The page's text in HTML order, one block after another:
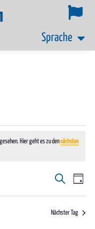
Sprache
Hier geht es zu dennächsten
Suche
und
Suche
Tag
Nächster Tag